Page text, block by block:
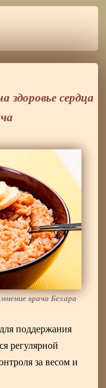
здоровье сердца
врача Бехара
поддержания
регулярной
за весом и